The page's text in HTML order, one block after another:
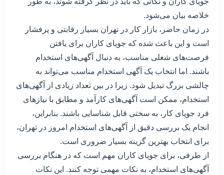
خلاصه بیان می‌شود.
در زمان حاضر، بازار کار در تهران بسیار رقابتی و پرفشار
است و این باعث شده که جویای کاران برای یافتن
فرصت‌های شغلی مناسب، به دنبال آگهی‌های استخدام
باشند. اما انتخاب یک آگهی استخدام مناسب می‌تواند به
چالشی بزرگ تبدیل شود. زیرا در بین تعداد زیادی از آگهی‌های
استخدام، ممکن است آگهی‌های کارآمد و مطابق با نیازهای
فرد جویای کار، به سختی قابل شناسایی باشند. بنابراین،
انجام یک بررسی دقیق از آگهی‌های استخدام امروز در تهران،
برای انتخاب بهترین گزینه بسیار ضروری است.
از طرفی، برای جویای کاران مهم است که در هنگام بررسی
آگهی‌های استخدام، به نکات مهمی توجه کنند. این نکات